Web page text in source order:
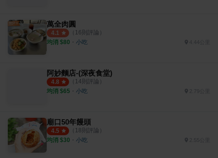
萬全肉圓
4.1 （ 16則評論）
均消 $80 ・ 小吃 4.44公里
阿妙麵店-(深夜食堂)
4.8 （ 14則評論）
均消 $65 ・ 小吃
廟口50年饅頭
4.5 （ 18則評論）
均消 $30 ・ 小吃 2.55公里